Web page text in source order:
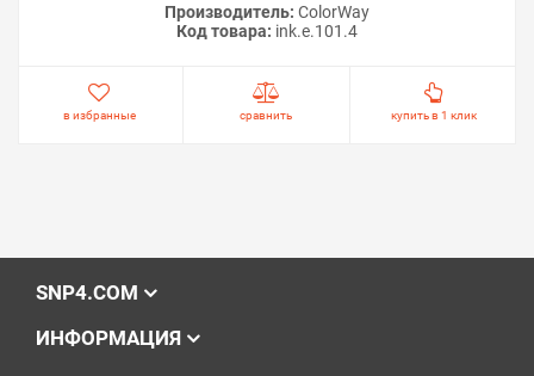
Производитель: ColorWay
Код товара: ink.e.101.4
в избранные сравнить купить в 1 клик
SNP4.COM
ИНФОРМАЦИЯ